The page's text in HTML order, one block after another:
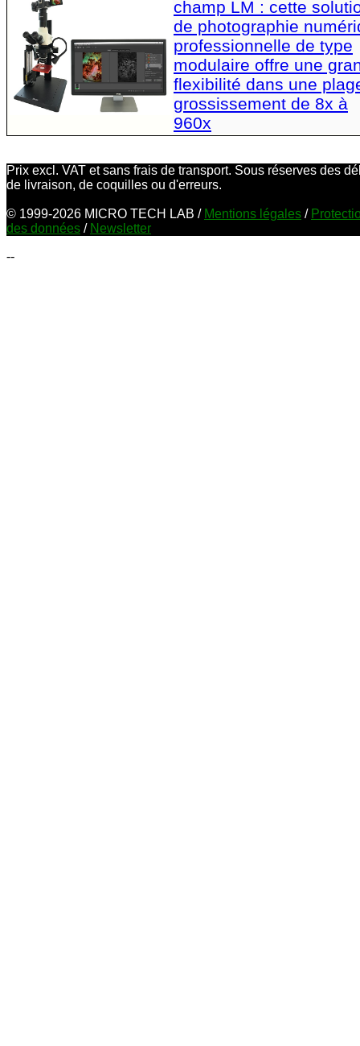
champ LM : cette
de photographie
professionnelle de type
modulaire offre une
flexibilité dans une
grossissement de 8x à
960x
Prix excl. VAT et sans frais de transport. Sous réserves des
de livraison, de coquilles ou d'erreurs.
© 1999-2026 MICRO TECH LAB / Mentions légales /
des données / Newsletter
--